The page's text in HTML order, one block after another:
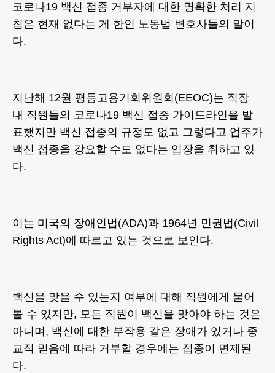
코로나19 백신 접종 거부자에 대한 명확한 처리 지
침은 현재 없다는 게 한인 노동법 변호사들의 말이
다.
지난해 12월 평등고용기회위원회(EEOC)는 직장
내 직원들의 코로나19 백신 접종 가이드라인을 발
표했지만 백신 접종의 규정도 없고 그렇다고 업주가
백신 접종을 강요할 수도 없다는 입장을 취하고 있
다.
이는 미국의 장애인법(ADA)과 1964년 민권법(Civil
Rights Act)에 따르고 있는 것으로 보인다.
백신을 맞을 수 있는지 여부에 대해 직원에게 물어
볼 수 있지만, 모든 직원이 백신을 맞아야 하는 것은
아니며, 백신에 대한 부작용 같은 장애가 있거나 종
교적 믿음에 따라 거부할 경우에는 접종이 면제된
다.